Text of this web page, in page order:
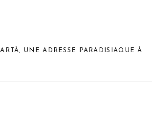
UNE ADRESSE PARADISIAQUE À